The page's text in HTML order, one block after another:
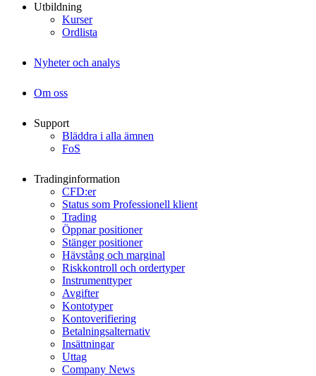
Utbildning
Kurser
Ordlista
Nyheter och analys
Om oss
Support
Bläddra i alla ämnen
FoS
Tradinginformation
CFD:er
Status som Professionell klient
Trading
Öppnar positioner
Stänger positioner
Hävstång och marginal
Riskkontroll och ordertyper
Instrumenttyper
Avgifter
Kontotyper
Kontoverifiering
Betalningsalternativ
Insättningar
Uttag
Company News